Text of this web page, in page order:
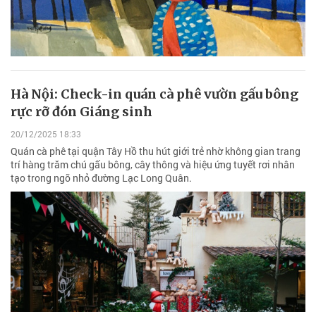
Hà Nội: Check-in quán cà phê vườn gấu bông
rực rỡ đón Giáng sinh
20/12/2025 18:33
Quán cà phê tại quận Tây Hồ thu hút giới trẻ nhờ không gian trang
trí hàng trăm chú gấu bông, cây thông và hiệu ứng tuyết rơi nhân
tạo trong ngõ nhỏ đường Lạc Long Quân.